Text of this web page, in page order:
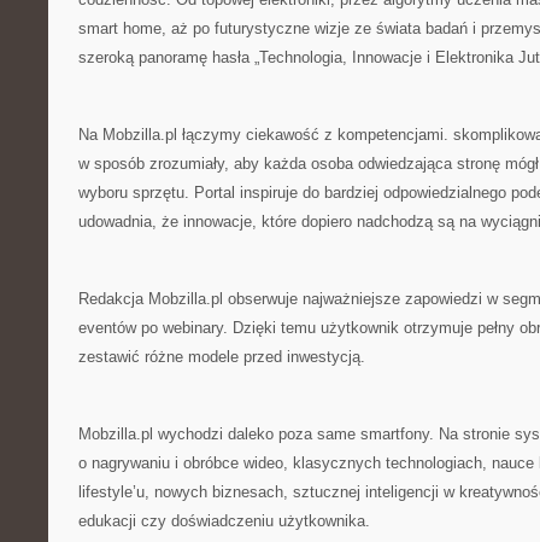
smart home, aż po futurystyczne wizje ze świata badań i
szeroką panoramę hasła „Technologia, Innowacje i Elektronika
Na Mobzilla.pl łączymy ciekawość z kompetencjami.
w sposób zrozumiały, aby każda osoba odwiedzająca stronę
wyboru sprzętu. Portal inspiruje do bardziej odpowiedzialnego
udowadnia, że innowacje, które dopiero nadchodzą są na
Redakcja Mobzilla.pl obserwuje najważniejsze zapowiedzi w
eventów po webinary. Dzięki temu użytkownik otrzymuje pełny
zestawić różne modele przed inwestycją.
Mobzilla.pl wychodzi daleko poza same smartfony. Na stronie
o nagrywaniu i obróbce wideo, klasycznych technologiach,
lifestyle’u, nowych biznesach, sztucznej inteligencji w
edukacji czy doświadczeniu użytkownika.